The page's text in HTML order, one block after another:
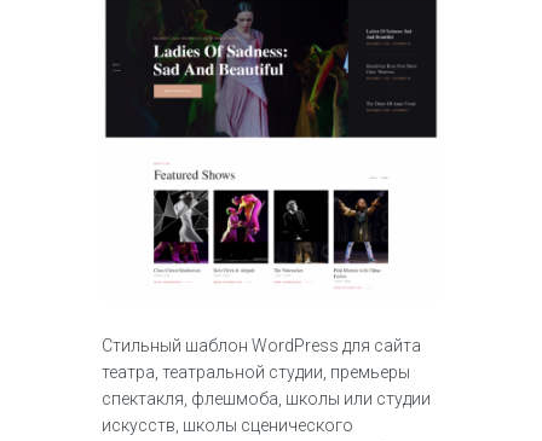
Стильный шаблон WordPress для сайта
театра, театральной студии, премьеры
спектакля, флешмоба, школы или студии
искусств, школы сценического